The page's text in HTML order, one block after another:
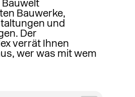
Bauwelt
Bauwerke,
und
Der
verrät Ihnen
wer was mit wem